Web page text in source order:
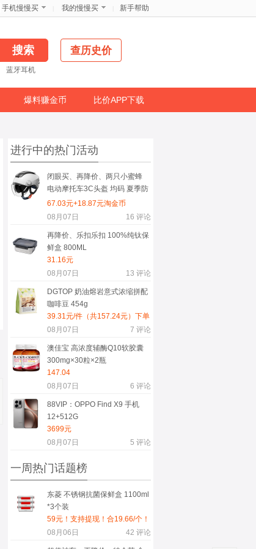
手机慢慢买 我的慢慢买 新手帮助
查历史价
蓝牙耳机
比价APP下载
爆料赚金币
进行中的热门活动
闭眼买、再降价、两只小蜜蜂
电动摩托车3C头盔 均码 夏季防
晒透气
67.03元+18.87元淘金币
08月07日
16 评论
再降价、乐扣乐扣 100%纯钛保
鲜盒 800ML
31.16元
08月07日
13 评论
DGTOP 奶油熔岩意式浓缩拼配
咖啡豆 454g
39.31元/件（共157.24元）下单
4袋，领取黑色星期五优惠券
20,到手157.24元，单袋39.31元
08月07日 7 评论
澳佳宝 高浓度辅酶Q10软胶囊
300mg×30粒×2瓶
147.04
08月07日
6 评论
88VIP：OPPO Find X9 手机
12+512G
3699元
08月07日
5 评论
一周热门话题榜
东菱 不锈钢抗菌保鲜盒 1100ml
*3个装
59元！支持提现！合19.66/个！
08月06日
42 评论